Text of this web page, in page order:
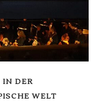
IN DER
WELT